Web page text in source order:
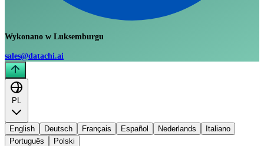
Wykonano w Luksemburgu
sales@datachi.ai
PL
English Deutsch Français Español Nederlands
Italiano
Português
Polski